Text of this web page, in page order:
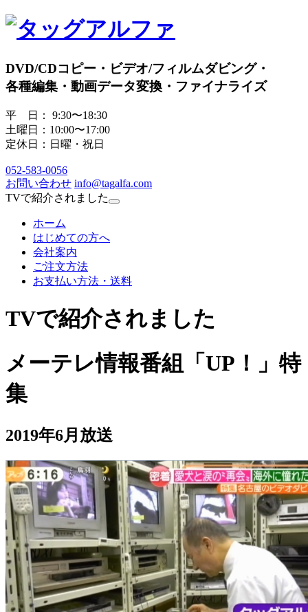
DVD/CDコピー・ビデオ/フィルムダビング・
各種編集・動画データ変換・ファイナライズ
平 日： 9:30〜18:30
土曜日：10:00〜17:00
定休日：日曜・祝日
052-583-0056
お問い合わせ info@tagalfa.com
TVで紹介されました
ホーム
はじめての方へ
会社案内
ご注文方法
お支払い方法・送料
TVで紹介されました
メーテレ情報番組「UP！」特
集
2019年6月放送